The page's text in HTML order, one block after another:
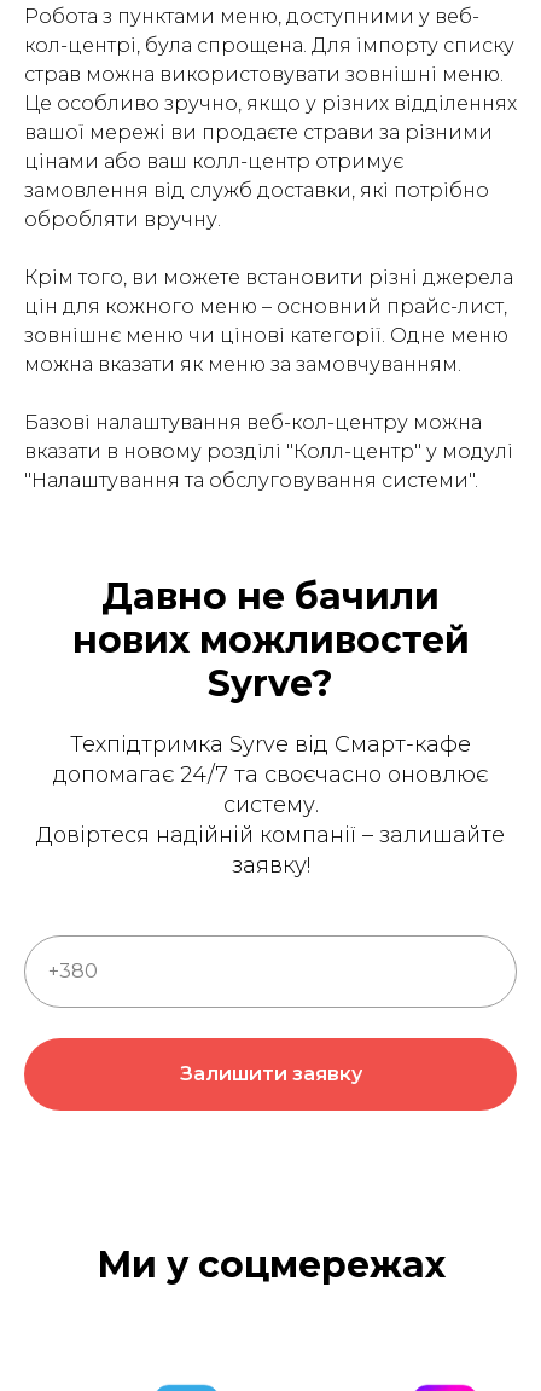
Робота з пунктами меню, доступними у веб-
кол-центрі, була спрощена. Для імпорту списку
страв можна використовувати зовнішні меню.
Це особливо зручно, якщо у різних відділеннях
вашої мережі ви продаєте страви за різними
цінами або ваш колл-центр отримує
замовлення від служб доставки, які потрібно
обробляти вручну.
Крім того, ви можете встановити різні джерела
цін для кожного меню – основний прайс-лист,
зовнішнє меню чи цінові категорії. Одне меню
можна вказати як меню за замовчуванням.
Базові налаштування веб-кол-центру можна
вказати в новому розділі "Колл-центр" у модулі
"Налаштування та обслуговування системи".
Давно не бачили
нових можливостей
Syrve?
Техпідтримка Syrve від Смарт-кафе
допомагає 24/7 та своєчасно оновлює
систему.
Довіртеся надійній компанії – залишайте
заявку!
+380
Залишити заявку
Ми у соцмережах